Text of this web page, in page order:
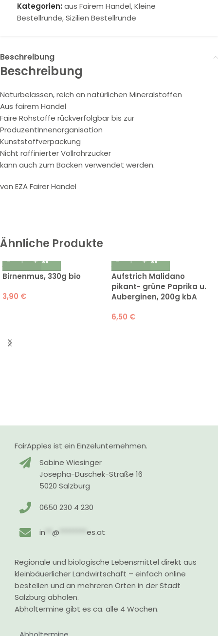
Kategorien: aus Fairem Handel,Kleine
Bestellrunde,Sizilien Bestellrunde
Beschreibung
Beschreibung
Naturbelassen, reich an natürlichen Mineralstoffen
Aus fairem Handel
Faire Rohstoffe rückverfolgbar bis zur
ProduzentInnenorganisation
Kunststoffverpackung
Nicht raffinierter Vollrohrzucker
kann auch zum Backen verwendet werden.
von EZA Fairer Handel
Ähnliche Produkte
Birnenmus, 330g bio
3,90 €
Aufstrich Malidano
pikant- grüne Paprika u.
Auberginen, 200g kbA
6,50 €
FairApples ist ein Einzelunternehmen.
Sabine Wiesinger
Josepha-Duschek-Straße 16
5020 Salzburg
0650 230 4 230
in **@ ********es.at
Regionale und biologische Lebensmittel direkt aus
kleinbäuerlicher Landwirtschaft – einfach online
bestellen und an mehreren Orten in der Stadt
Salzburg abholen.
Abholtermine gibt es ca. alle 4 Wochen.